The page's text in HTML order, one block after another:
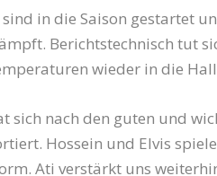
in die Saison gestartet
Berichtstechnisch tut
wieder in die
sich nach den guten und
Hossein und Elvis
Ati verstärkt uns